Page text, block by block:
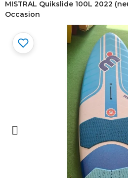
MISTRAL Quikslide 100L 2022
Occasion
Comment puis-je vous